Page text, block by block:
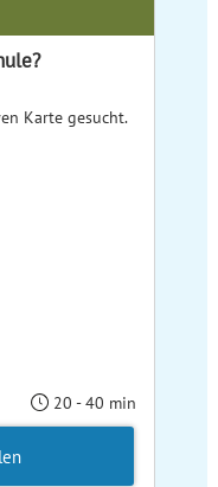
Karte gesucht.
20 - 40 min